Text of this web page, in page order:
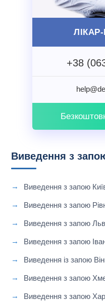
+38
Виведення з
Виведення з запою
Виведення з запою
Виведення з запою
Виведення з запою
Виведення із запою
Виведення з запою
Виведення з запою